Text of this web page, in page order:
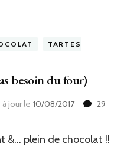
TARTES
besoin du four)
jour le 10/08/2017
29
&… plein de chocolat !!